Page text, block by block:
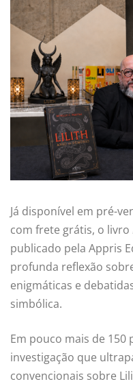
Já disponível em pré-
com frete grátis, o livro
publicado pela Appris
profunda reflexão
enigmáticas e
simbólica.
Em pouco mais de 150
investigação que
convencionais sobre